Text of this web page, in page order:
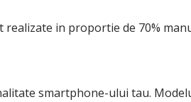
in proportie de 70%
smartphone-ului tau.